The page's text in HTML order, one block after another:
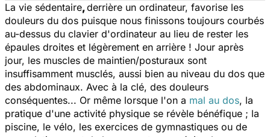
La vie sédentaire,derrière un ordinateur, favorise les
douleurs du dos puisque nous finissons toujours courbés
au-dessus du clavier d'ordinateur au lieu de rester les
épaules droites et légèrement en arrière ! Jour après
jour, les muscles de maintien/posturaux sont
insuffisamment musclés, aussi bien au niveau du dos que
des abdominaux. Avec à la clé, des douleurs
conséquentes... Or même lorsque l'on a mal au dos, la
pratique d'une activité physique se révèle bénéfique ; la
piscine, le vélo, les exercices de gymnastiques ou de